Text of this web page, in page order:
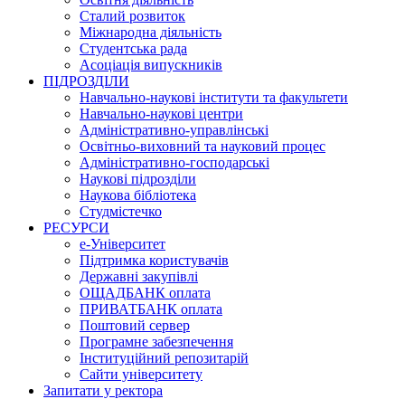
Сталий розвиток
Міжнародна діяльність
Студентська рада
Асоціація випускників
ПІДРОЗДІЛИ
Навчально-наукові інститути та факультети
Навчально-наукові центри
Адміністративно-управлінські
Освітньо-виховний та науковий процес
Адміністративно-господарські
Наукові підрозділи
Наукова бібліотека
Студмістечко
РЕСУРСИ
е-Університет
Підтримка користувачів
Державні закупівлі
ОЩАДБАНК оплата
ПРИВАТБАНК оплата
Поштовий сервер
Програмне забезпечення
Інституційний репозитарій
Сайти університету
Запитати у ректора